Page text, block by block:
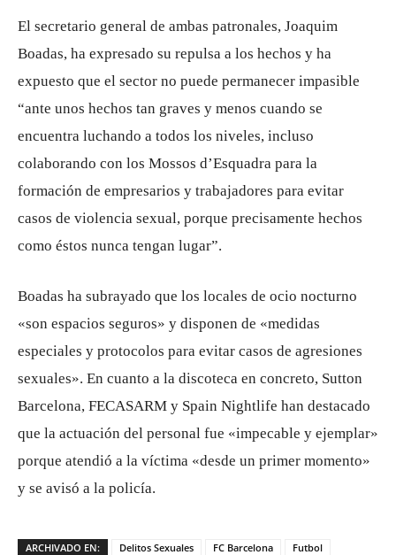
El secretario general de ambas patronales, Joaquim
Boadas, ha expresado su repulsa a los hechos y ha
expuesto que el sector no puede permanecer impasible
“ante unos hechos tan graves y menos cuando se
encuentra luchando a todos los niveles, incluso
colaborando con los Mossos d’Esquadra para la
formación de empresarios y trabajadores para evitar
casos de violencia sexual, porque precisamente hechos
como éstos nunca tengan lugar”.
Boadas ha subrayado que los locales de ocio nocturno
«son espacios seguros» y disponen de «medidas
especiales y protocolos para evitar casos de agresiones
sexuales». En cuanto a la discoteca en concreto, Sutton
Barcelona, ​​FECASARM y Spain Nightlife han destacado
que la actuación del personal fue «impecable y ejemplar»
porque atendió a la víctima «desde un primer momento»
y se avisó a la policía.
ARCHIVADO EN: Delitos Sexuales FC Barcelona Futbol